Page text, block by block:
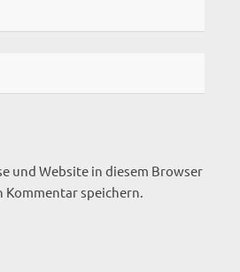
und Website in diesem Browser
Kommentar speichern.